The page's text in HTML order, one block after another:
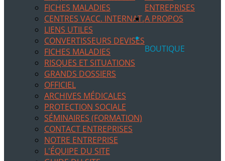
FICHES MALADIES
CENTRES VACC. INTERNAT.
LIENS UTILES
CONVERTISSEURS DEVISES
FICHES MALADIES
RISQUES ET SITUATIONS
GRANDS DOSSIERS
OFFICIEL
ARCHIVES MÉDICALES
ENTREPRISES
PROTECTION SOCIALE
SÉMINAIRES (FORMATION)
CONTACT ENTREPRISES
A PROPOS
NOTRE ENTREPRISE
L'ÉQUIPE DU SITE
BOUTIQUE